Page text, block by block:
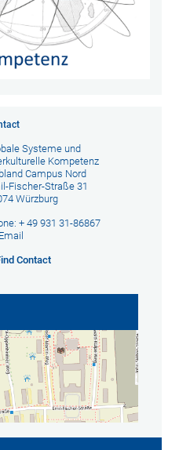
Systeme und
Kompetenz
Campus Nord
Fischer-Straße 31
Würzburg
+ 49 931 31-86867
Email
Contact